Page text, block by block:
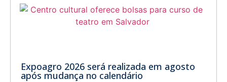
Expoagro 2026 será realizada em agosto
após mudança no calendário